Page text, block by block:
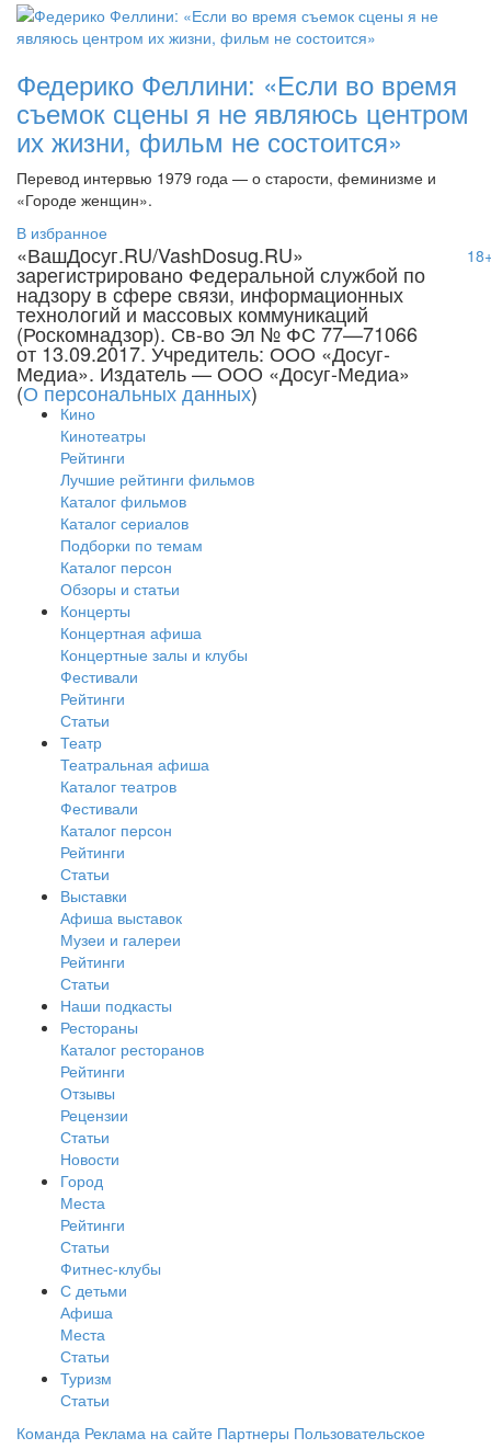
Федерико Феллини: «Если во время
съемок сцены я не являюсь центром
их жизни, фильм не состоится»
Перевод интервью 1979 года — о старости, феминизме и
«Городе женщин».
В избранное
«ВашДосуг.RU/VashDosug.RU»
зарегистрировано Федеральной службой по
надзору в сфере связи, информационных
технологий и массовых коммуникаций
(Роскомнадзор). Св-во Эл № ФС 77—71066
от 13.09.2017. Учредитель: ООО «Досуг-
Медиа». Издатель — ООО «Досуг-Медиа»
(О персональных данных)
Кино
Кинотеатры
Рейтинги
Лучшие рейтинги фильмов
Каталог фильмов
Каталог сериалов
Подборки по темам
Каталог персон
Обзоры и статьи
Концерты
Концертная афиша
Концертные залы и клубы
Фестивали
Рейтинги
Статьи
Театр
Театральная афиша
Каталог театров
Фестивали
Каталог персон
Рейтинги
Статьи
Выставки
Афиша выставок
Музеи и галереи
Рейтинги
Статьи
Наши подкасты
Рестораны
Каталог ресторанов
Рейтинги
Отзывы
Рецензии
Статьи
Новости
Город
Места
Рейтинги
Статьи
Фитнес-клубы
С детьми
Афиша
Места
Статьи
Туризм
Статьи
Команда Реклама на сайте Партнеры Пользовательское